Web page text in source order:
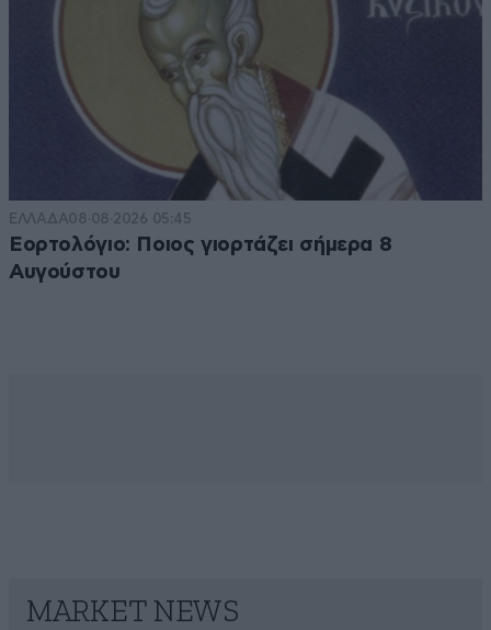
ΕΛΛΑΔΑ08·08·2026 05:45
Εορτολόγιο: Ποιος γιορτάζει σήμερα 8
Αυγούστου
MARKET NEWS